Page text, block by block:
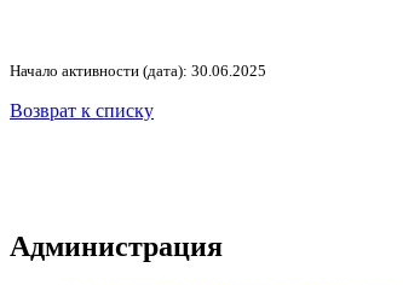
Начало активности (дата): 30.06.2025
Возврат к списку
Администрация